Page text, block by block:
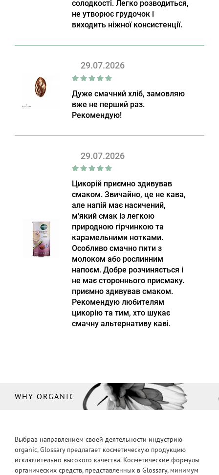
солодкості. Легко розводиться,
не утворює грудочок і
виходить ніжної консистенції.
29.07.2026
Дуже смачний хліб, замовляю
вже не перший раз.
Рекомендую!
29.07.2026
Цикорій приємно здивував
смаком. Звичайно, це не кава,
але напій має насичений,
м'який смак із легкою
природною гірчинкою та
карамельними нотками.
Особливо смачно пити з
молоком або рослинним
напоєм. Добре розчиняється і
не має стороннього присмаку.
приємно здивував смаком.
Рекомендую любителям
цикорію та тим, хто шукає
смачну альтернативу каві.
WHY ORGANIC
Выбрав направлением своей деятельности индустрию
organic, Glossary предлагает косметическую продукцию
исключительно высокого качества. Косметические формулы
органических средств, представленных в Glossary, минимум